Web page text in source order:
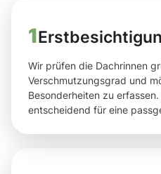
1
Wir prüfen die Dachrinnen
Verschmutzungsgrad und
Besonderheiten zu
entscheidend für eine